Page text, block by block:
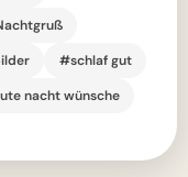
#schlaf gut
nacht wünsche